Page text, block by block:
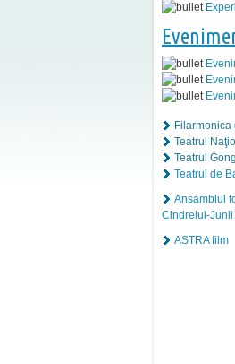
Filarmonica
Teatrul
Teatrul Gong
Teatrul de
Ansamblul
Cindrelul-
ASTRA film